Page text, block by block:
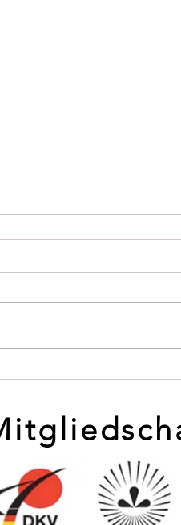
Schwarzes Loch